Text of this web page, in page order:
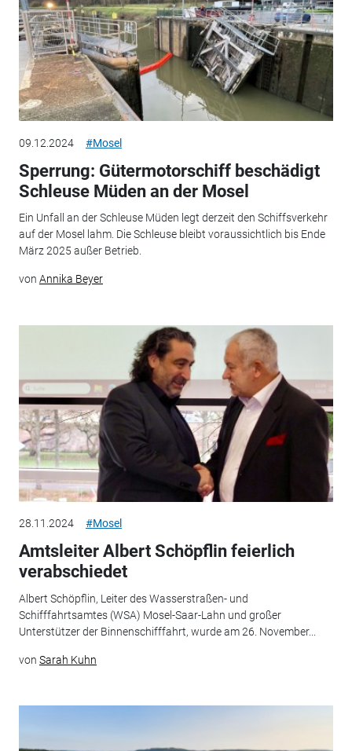
09.12.2024 #Mosel
Sperrung: Gütermotorschiff beschädigt
Schleuse Müden an der Mosel
Ein Unfall an der Schleuse Müden legt derzeit den Schiffsverkehr
auf der Mosel lahm. Die Schleuse bleibt voraussichtlich bis Ende
März 2025 außer Betrieb.
von Annika Beyer
28.11.2024 #Mosel
Amtsleiter Albert Schöpflin feierlich
verabschiedet
Albert Schöpflin, Leiter des Wasserstraßen- und
Schifffahrtsamtes (WSA) Mosel-Saar-Lahn und großer
Unterstützer der Binnenschifffahrt, wurde am 26. November...
von Sarah Kuhn